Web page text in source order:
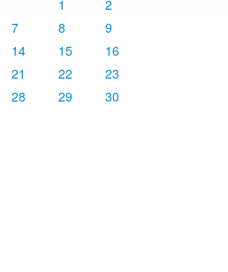
1
2
7 8
9
14 15
16
21 22
23
28 29
30